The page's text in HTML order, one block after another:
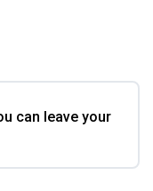
can leave your